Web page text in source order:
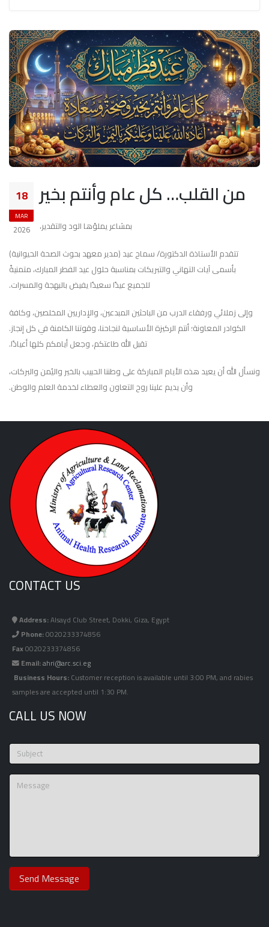
18
MAR
2026
من القلب… كل عام وأنتم بخير
بمشاعر يملؤها الود والتقدير،
تتقدم الأستاذة الدكتورة/ سماح عيد (مدير معهد بحوث الصحة الحيوانية)
بأسمى آيات التهاني والتبريكات بمناسبة حلول عيد الفطر المبارك، متمنيةً
للجميع عيدًا سعيدًا يفيض بالبهجة والمسرات.
وإلى زملائي ورفقاء الدرب من الباحثين المبدعين، والإداريين المخلصين، وكافة
الكوادر المعاونة؛ أنتم الركيزة الأساسية لنجاحنا، وقوتنا الكامنة في كل إنجاز.
تقبل الله طاعتكم، وجعل أيامكم كلها أعيادًا.
ونسأل الله أن يعيد هذه الأيام المباركة على وطننا الحبيب بالخير واليُمن والبركات،
وأن يديم علينا روح التعاون والعطاء لخدمة العلم والوطن.
CONTACT US
Address:Alsayd Club Street, Dokki, Giza, Egypt
Phone:0020233374856
Fax0020233374856
Email:ahri@arc.sci.eg
Business Hours:Customer reception is available until 3:00 PM, and rabies
samples are accepted until 1:30 PM.
CALL US NOW